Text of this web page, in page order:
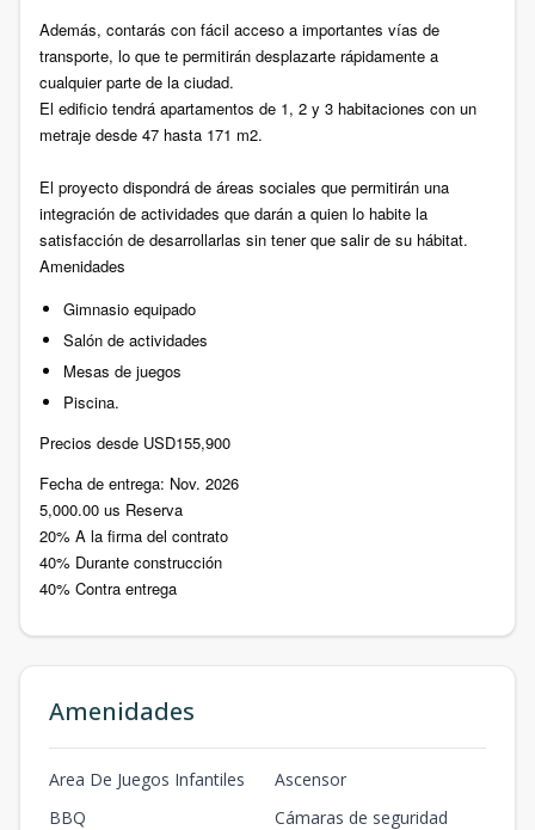
Además, contarás con fácil acceso a importantes vías de
transporte, lo que te permitirán desplazarte rápidamente a
cualquier parte de la ciudad.
El edificio tendrá apartamentos de 1, 2 y 3 habitaciones con un
metraje desde 47 hasta 171 m2.
El proyecto dispondrá de áreas sociales que permitirán una
integración de actividades que darán a quien lo habite la
satisfacción de desarrollarlas sin tener que salir de su hábitat.
Amenidades
Gimnasio equipado
Salón de actividades
Mesas de juegos
Piscina.
Precios desde USD155,900
Fecha de entrega: Nov. 2026
5,000.00 us Reserva
20% A la firma del contrato
40% Durante construcción
40% Contra entrega
Amenidades
Area De Juegos Infantiles
Ascensor
BBQ
Cámaras de seguridad